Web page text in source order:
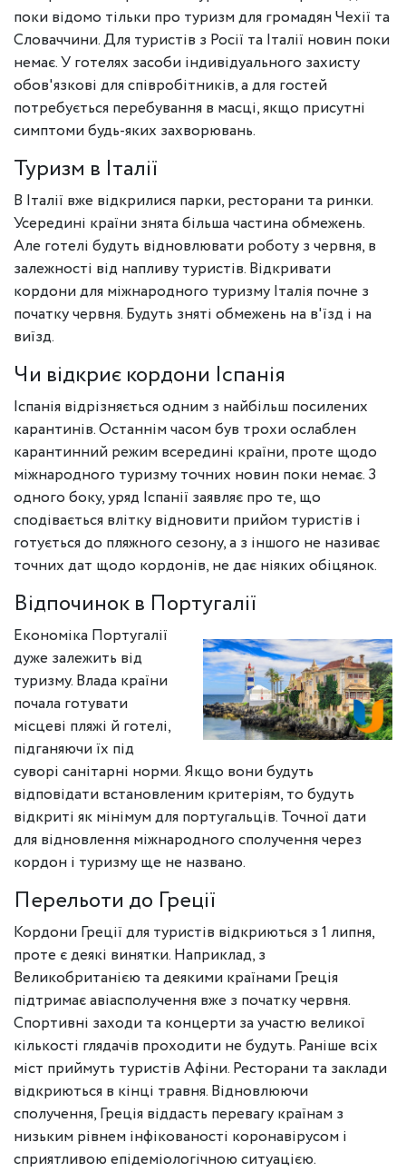
поки відомо тільки про туризм для громадян Чехії та
Словаччини. Для туристів з Росії та Італії новин поки
немає. У готелях засоби індивідуального захисту
обов'язкові для співробітників, а для гостей
потребується перебування в масці, якщо присутні
симптоми будь-яких захворювань.
Туризм в Італії
В Італії вже відкрилися парки, ресторани та ринки.
Усередині країни знята більша частина обмежень.
Але готелі будуть відновлювати роботу з червня, в
залежності від напливу туристів. Відкривати
кордони для міжнародного туризму Італія почне з
початку червня. Будуть зняті обмежень на в'їзд і на
виїзд.
Чи відкриє кордони Іспанія
Іспанія відрізняється одним з найбільш посилених
карантинів. Останнім часом був трохи ослаблен
карантинний режим всередині країни, проте щодо
міжнародного туризму точних новин поки немає. З
одного боку, уряд Іспанії заявляє про те, що
сподівається влітку відновити прийом туристів і
готується до пляжного сезону, а з іншого не називає
точних дат щодо кордонів, не дає ніяких обіцянок.
Відпочинок в Португалії
Економіка Португалії
дуже залежить від
туризму. Влада країни
почала готувати
місцеві пляжі й готелі,
підганяючи їх під
суворі санітарні норми. Якщо вони будуть
відповідати встановленим критеріям, то будуть
відкриті як мінімум для португальців. Точної дати
для відновлення міжнародного сполучення через
кордон і туризму ще не названо.
Перельоти до Греції
Кордони Греції для туристів відкриються з 1 липня,
проте є деякі винятки. Наприклад, з
Великобританією та деякими країнами Греція
підтримає авіасполучення вже з початку червня.
Спортивні заходи та концерти за участю великої
кількості глядачів проходити не будуть. Раніше всіх
міст приймуть туристів Афіни. Ресторани та заклади
відкриються в кінці травня. Відновлюючи
сполучення, Греція віддасть перевагу країнам з
низьким рівнем інфікованості коронавірусом і
сприятливою епідеміологічною ситуацією.